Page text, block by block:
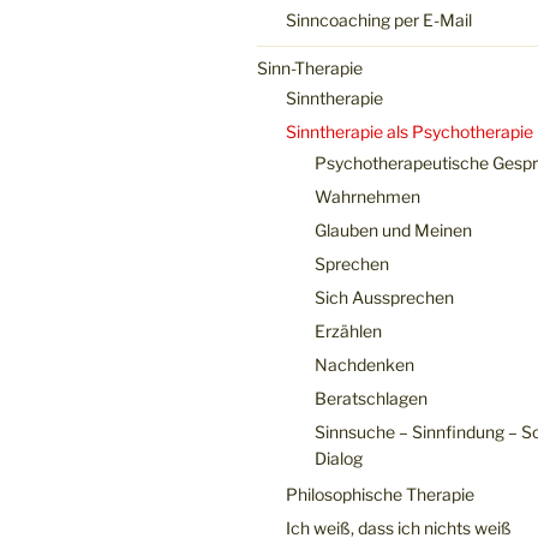
Sinncoaching per E-Mail
Sinn-Therapie
Sinntherapie
Sinntherapie als Psychotherapie
Psychotherapeutische
Wahrnehmen
Glauben und Meinen
Sprechen
Sich Aussprechen
Erzählen
Nachdenken
Beratschlagen
Sinnsuche – Sinnfindung –
Dialog
Philosophische Therapie
Ich weiß, dass ich nichts weiß